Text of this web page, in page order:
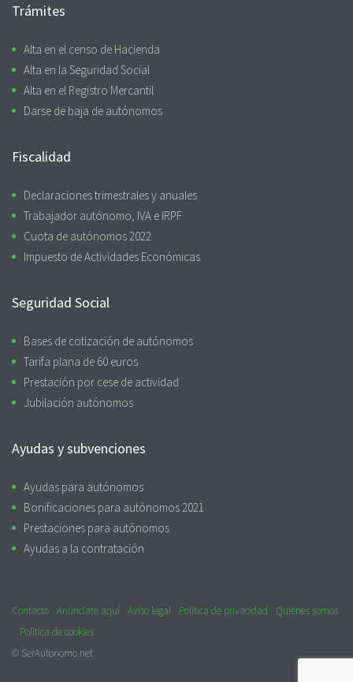
Trámites
Alta en el censo de Hacienda
Alta en la Seguridad Social
Alta en el Registro Mercantil
Darse de baja de autónomos
Fiscalidad
Declaraciones trimestrales y anuales
Trabajador autónomo, IVA e IRPF
Cuota de autónomos 2022
Impuesto de Actividades Económicas
Seguridad Social
Bases de cotización de autónomos
Tarifa plana de 60 euros
Prestación por cese de actividad
Jubilación autónomos
Ayudas y subvenciones
Ayudas para autónomos
Bonificaciones para autónomos 2021
Prestaciones para autónomos
Ayudas a la contratación
Contacto Anúnciate aquí Aviso legal Política de privacidad
Quiénes somos
Política de cookies
© SerAutonomo.net